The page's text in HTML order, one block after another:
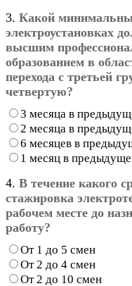
3. Какой
электроустановках
высшим
образованием в
перехода с третьей
четвертую?
3 месяца в
2 месяца в
6 месяцев в
1 месяц в
4. В течение какого
стажировка
рабочем месте до
работу?
От 1 до 5 смен
От 2 до 4 смен
От 2 до 10 смен